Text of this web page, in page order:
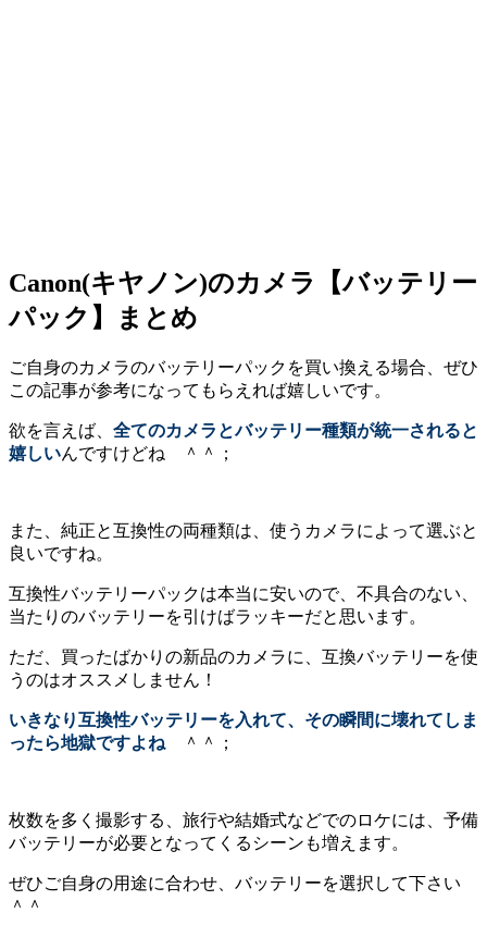
Canon(キヤノン)のカメラ【バッテリー
パック】まとめ
ご自身のカメラのバッテリーパックを買い換える場合、ぜひ
この記事が参考になってもらえれば嬉しいです。
欲を言えば、 全てのカメラとバッテリー種類が統一されると
嬉しいんですけどね ＾＾；
また、純正と互換性の両種類は、使うカメラによって選ぶと
良いですね。
互換性バッテリーパックは本当に安いので、不具合のない、
当たりのバッテリーを引けばラッキーだと思います。
ただ、買ったばかりの新品のカメラに、互換バッテリーを使
うのはオススメしません！
いきなり互換性バッテリーを入れて、その瞬間に壊れてしま
ったら地獄ですよね ＾＾；
枚数を多く撮影する、旅行や結婚式などでのロケには、予備
バッテリーが必要となってくるシーンも増えます。
ぜひご自身の用途に合わせ、バッテリーを選択して下さい
＾＾